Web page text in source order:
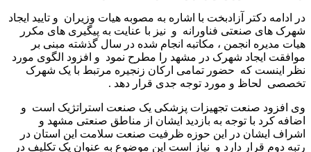
در ادامه دکتر آزادبخت با اشاره به مصوبه هیات وزیران ‌ و تایید ایجاد
شهرک های صنعتی فناورانه و نیز با عنایت به پیگیری های مکرر
هیات مدیره انجمن ، مکاتبه انجام شده در سال گذشته مبنی بر
موافقت ایجاد شهرک در مشهد را مطرح نمود و افزود الگوی مورد
نظر اینست که حضور تمامی ارکان زنجیره مرتبط با یک شهرک
تخصصی لحاظ و مورد توجه جدی قرار دهد .
وی افزود صنعت تجهیزات پزشکی یک صنعت استراتژیک است و
اضافه کرد با توجه به بازدید ایشان از مناطق صنعتی مشهد و
اشراف ایشان در این حوزه ظرفیت صنعت سلامت این استان در
رتبه دوم قرار دارد و نیاز است این موضوع به عنوان یک تکلیف در